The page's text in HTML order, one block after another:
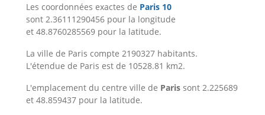
Les coordonnées exactes de Paris 10
sont 2.36111290456 pour la longitude
et 48.8760285569 pour la latitude.
La ville de Paris compte 2190327 habitants.
L'étendue de Paris est de 10528.81 km2.
L'emplacement du centre ville de Paris sont 2.225689
et 48.859437 pour la latitude.